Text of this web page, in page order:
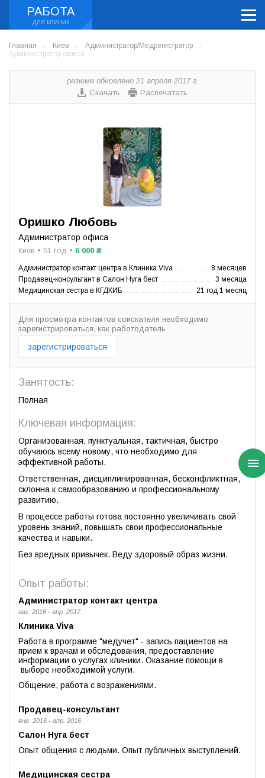
РАБОТА
Главная Киев
Администратор/Медрегистратор
Администратор офиса
резюме обновлено 21 апреля 2017 г.
Скачать
Распечатать
Оришко Любовь
Администратор офиса
Киев • 51 год • 6 000 ₴
Администратор контакт центра в Клиника Viva
8 месяцев
Продавец-консультант в Салон Нуга бест
3 месяца
Медицинская сестра в КГДКИБ
21 год 1 месяц
Для просмотра контактов соискателя необходимо
зарегистрироваться, как работодатель
зарегистрироваться
Занятость:
Полная
Ключевая информация:
Организованная, пунктуальная, тактичная, быстро
обучаюсь всему новому, что необходимо для
эффективной работы.
Ответственная, дисциплинированная, бесконфликтная,
склонна к самообразованию и профессиональному
развитию.
В процессе работы готова постоянно увеличивать свой
уровень знаний, повышать свои профессиональные
качества и навыки.
Без вредных привычек. Веду здоровый образ жизни.
Опыт работы:
Администратор контакт центра
авг. 2016 - апр. 2017
Клиника Viva
Работа в программе "медучет" - запись пациентов на
прием к врачам и обследования, предоставление
информации о услугах клиники. Оказание помощи в
выборе необходимой услуги.
Общение, работа с возражениями.
Продавец-консультант
янв. 2016 - апр. 2016
Салон Нуга бест
Опыт общения с людьми. Опыт публичных выступлений.
Медицинская сестра